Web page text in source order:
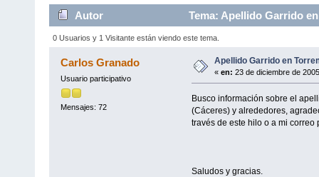
Autor Tema: Apellido Garrido
0 Usuarios y 1 Visitante están viendo este tema.
Carlos Granado
Usuario participativo
Mensajes: 72
Apellido Garrido en
« en: 23 de diciembre de
Busco información sobre el
(Cáceres) y alrededores,
través de este hilo o a mi correo
Saludos y gracias.